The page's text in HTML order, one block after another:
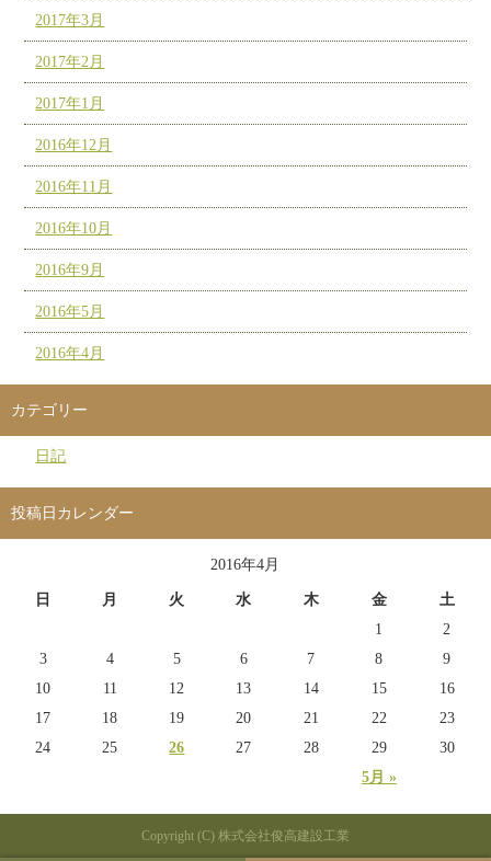
2017年3月
2017年2月
2017年1月
2016年12月
2016年11月
2016年10月
2016年9月
2016年5月
2016年4月
カテゴリー
日記
投稿日カレンダー
2016年4月
日 月 火 水 木 金 土
5月 »
1
2
3
4 5 6 7 8
9
10
11 12 13 14 15
16
17
18 19 20 21 22
23
24
25 26 27 28 29 30
Copyright (C) 株式会社俊高建設工業